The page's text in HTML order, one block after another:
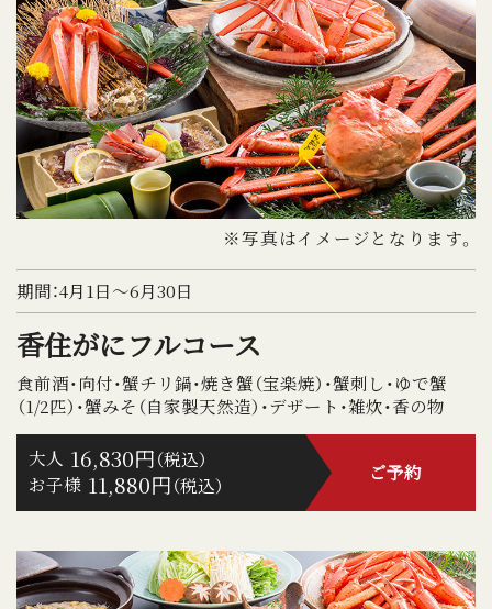
※写真はイメージとなります。
期間：4月1日～6月30日
香住がにフルコース
食前酒・向付・蟹チリ鍋・焼き蟹（宝楽焼）・蟹刺し・ゆで蟹
（1/2匹）・蟹みそ（自家製天然造）・デザート・雑炊・香の物
ご予約
大人 16,830円（税込）
お子様 11,880円（税込）